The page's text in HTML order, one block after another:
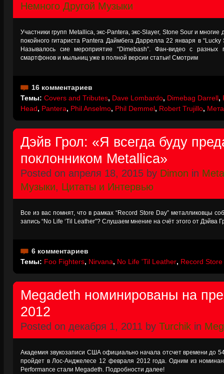
Немного Другой Музыки
Участники групп Metallica, экс-Pantera, экс-Slayer, Stone Sour и многие
покойного гитариста Pantera Даймбега Даррелла 22 января в
Называлось сие мероприятие “Dimebash”. Фан-видео с
смартфонов и мыльниц уже в полной версии статьи! Смотрим
16 комментариев
Темы: Covers and Tributes, Dave Lombardo, Dimebag Darrell,
Head, Pantera, Phil Anselmo, Phil Demmel, Robert Trujillo,
Дэйв Грол: «Я всегда буду
поклонником Metallica»
Posted on апреля 18, 2015 by Dimon in
Музыки, Цитаты и Интервью
Все из вас помнят, что в рамках “Record Store Day” металликовцы
запись “No Life ‘Til Leather”? Слушаем мнение на счёт этого от Дэйва
6 комментариев
Темы: Foo Fighters, Nirvana, No Life 'Til Leather, Record Store
Megadeth номинированы на
2012
Posted on декабря 1, 2011 by Turchik in
Академия звукозаписи США официально начала отсчет времени до
пройдет в Лос-Анджелесе 12 февраля 2012 года. Одним из
Performance стали Megadeth. Подробности далее!